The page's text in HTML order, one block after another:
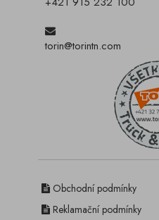
torin@torintn.com
Obchodní podmínky
Reklamační podmínky